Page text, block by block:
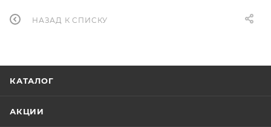
НАЗАД К СПИСКУ
КАТАЛОГ
АКЦИИ